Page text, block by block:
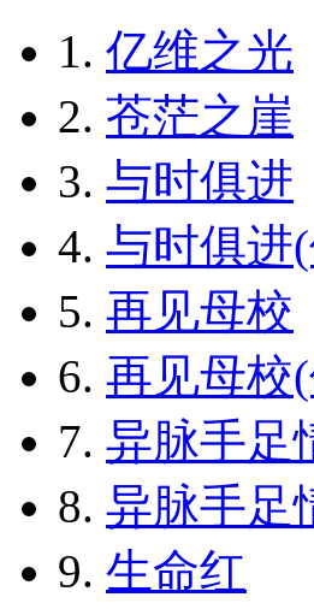
1. 亿维之光
2. 苍茫之崖
3. 与时俱进
4. 与时俱进
5. 再见母校
6. 再见母校
7. 异脉手足
8. 异脉手足
9. 生命红